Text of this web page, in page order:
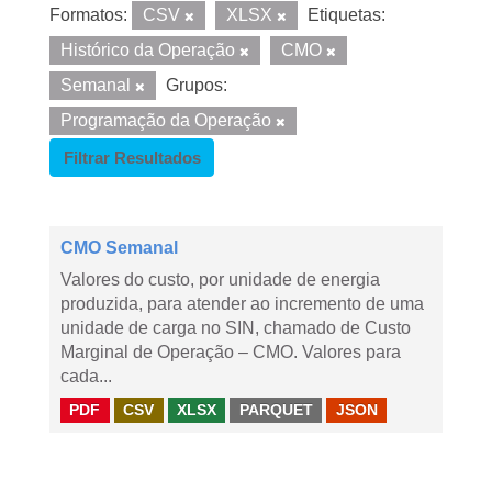
Formatos: CSV XLSX
Etiquetas:
Histórico da Operação
CMO
Semanal
Grupos:
Programação da Operação
Filtrar Resultados
CMO Semanal
Valores do custo, por unidade de energia
produzida, para atender ao incremento de uma
unidade de carga no SIN, chamado de Custo
Marginal de Operação – CMO. Valores para
cada...
PDF CSV XLSX PARQUET JSON